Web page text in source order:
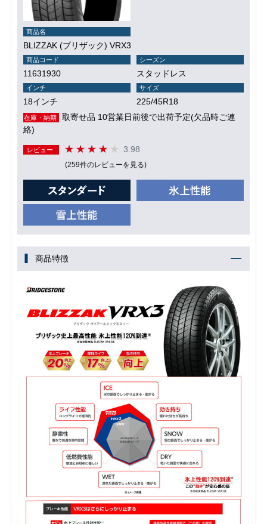
商品名
BLIZZAK (ブリザック) VRX3
商品コード
11631930
シーズン
スタッドレス
インチ
18インチ
サイズ
225/45R18
在庫・納期
取寄せ品 10営業日前後で出荷予定(欠品時ご連
絡)
レビュー 3.98
(259件のレビューを見る)
商品特徴